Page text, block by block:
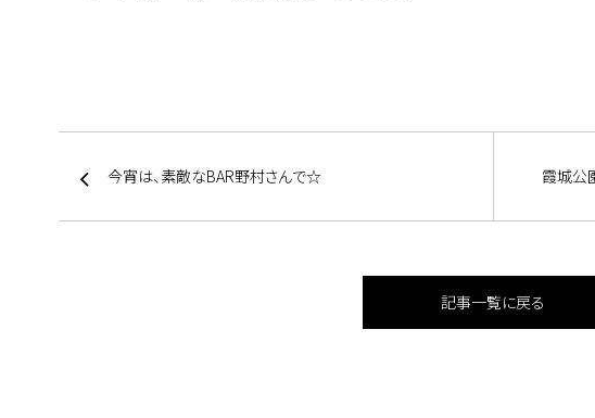
今宵は、素敵なBAR野村さんで☆ 霞城
記事一覧に戻る